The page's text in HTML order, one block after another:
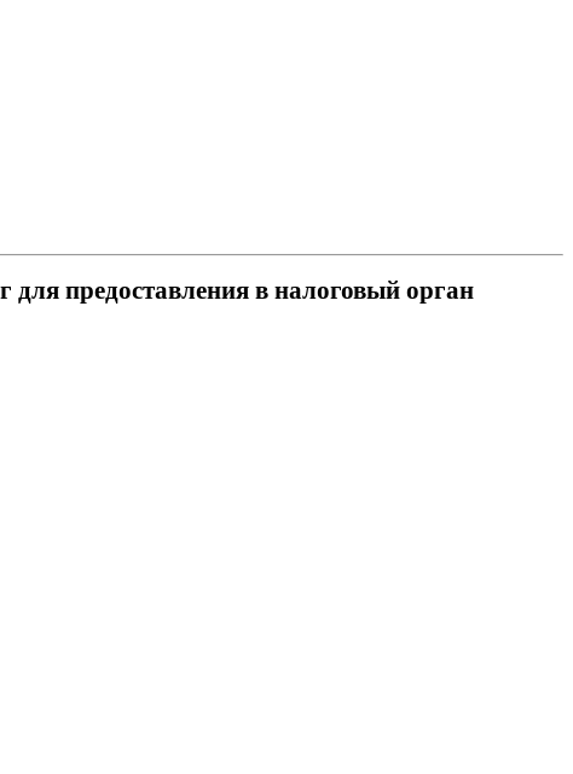
предоставления в налоговый орган